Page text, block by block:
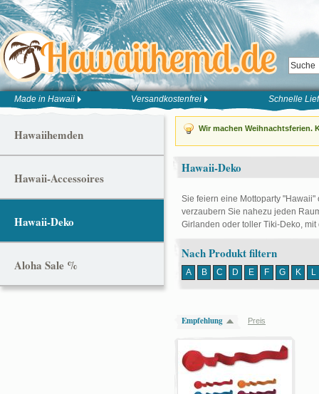
Made in Hawaii Versandkostenfrei Schnelle
Wir machen Weihnachtsferien.
Hawaii-Deko
Sie feiern eine Mottoparty
verzaubern Sie nahezu jeden
Girlanden oder toller Tiki-Deko,
Nach Produkt filtern
A B C D E F G K L
Empfehlung Preis
Hawaiihemden
Hawaii-Accessoires
Hawaii-Deko
Aloha Sale %